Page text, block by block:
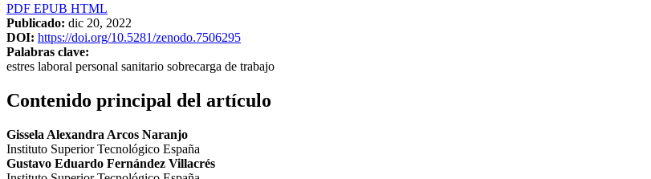
PDF EPUB HTML
Publicado: dic 20, 2022
DOI: https://doi.org/10.5281/zenodo.7506295
Palabras clave:
estres laboral personal sanitario sobrecarga de trabajo
Contenido principal del artículo
Gissela Alexandra Arcos Naranjo
Instituto Superior Tecnológico España
Gustavo Eduardo Fernández Villacrés